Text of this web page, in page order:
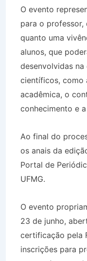
O evento
para o professor,
quanto uma
alunos, que
desenvolvidas
científicos, como
acadêmica, o
conhecimento e
Ao final do
os anais da
Portal de
UFMG.
O evento
23 de junho,
certificação pela
inscrições para